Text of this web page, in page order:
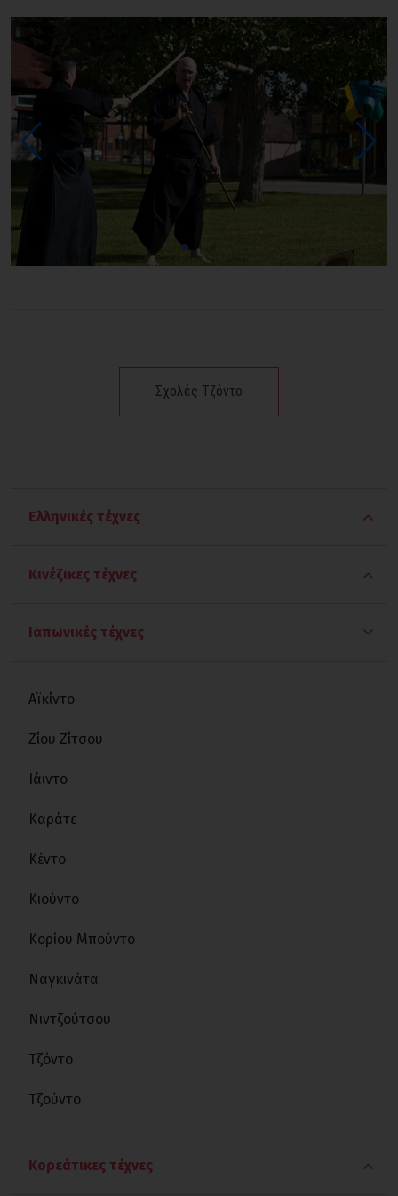
Σχολές Τζόντο
Ελληνικές τέχνες
Παγκράτιο
Κινέζικες τέχνες
Γουίνγκ Τσουν
Νύχι του Αετού
Πα Κουά Τσανγκ
Πρέινγκ Μάντις Κουνγκ Φου
Σάντα
Σαολίν
Σιν γι τσουάν
Σουάι Τζιάο
Τάι Τσι Τσουάν
Τσι Κουνγκ
Τσόι Λι Φουτ
Ιαπωνικές τέχνες
Αϊκίντο
Ζίου Ζίτσου
Ιάιντο
Καράτε
Κέντο
Κιούντο
Κορίου Μπούντο
Ναγκινάτα
Νιντζούτσου
Τζόντο
Τζούντο
Κορεάτικες τέχνες